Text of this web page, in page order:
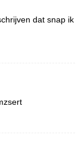
dat snap ik